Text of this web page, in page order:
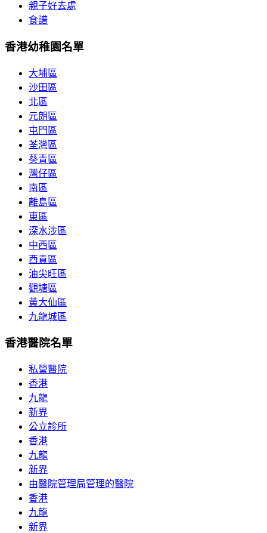
親子好去處
食譜
香港幼稚園名單
大埔區
沙田區
北區
元朗區
屯門區
荃灣區
葵青區
灣仔區
南區
離島區
東區
深水涉區
中西區
西貢區
油尖旺區
觀塘區
黃大仙區
九龍城區
香港醫院名單
私營醫院
香港
九龍
新界
公立診所
香港
九龍
新界
由醫院管理局管理的醫院
香港
九龍
新界